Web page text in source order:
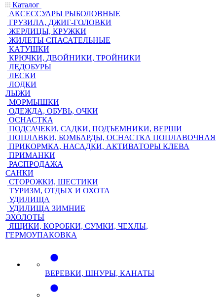
Каталог
АКСЕССУАРЫ РЫБОЛОВНЫЕ
ГРУЗИЛА, ДЖИГ-ГОЛОВКИ
ЖЕРЛИЦЫ, КРУЖКИ
ЖИЛЕТЫ СПАСАТЕЛЬНЫЕ
КАТУШКИ
КРЮЧКИ, ДВОЙНИКИ, ТРОЙНИКИ
ЛЕДОБУРЫ
ЛЕСКИ
ЛОДКИ
ЛЫЖИ
МОРМЫШКИ
ОДЕЖДА, ОБУВЬ, ОЧКИ
ОСНАСТКА
ПОДСАЧЕКИ, САДКИ, ПОДЪЕМНИКИ, ВЕРШИ
ПОПЛАВКИ, БОМБАРДЫ, ОСНАСТКА ПОПЛАВОЧНАЯ
ПРИКОРМКА, НАСАДКИ, АКТИВАТОРЫ КЛЕВА
ПРИМАНКИ
РАСПРОДАЖА
САНКИ
СТОРОЖКИ, ШЕСТИКИ
ТУРИЗМ, ОТДЫХ И ОХОТА
УДИЛИЩА
УДИЛИЩА ЗИМНИЕ
ЭХОЛОТЫ
ЯЩИКИ, КОРОБКИ, СУМКИ, ЧЕХЛЫ,
ГЕРМОУПАКОВКА
ВЕРЕВКИ, ШНУРЫ, КАНАТЫ